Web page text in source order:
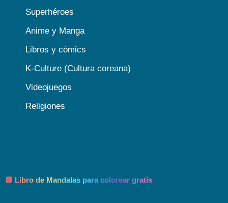
Superhéroes
Anime y Manga
Libros y cómics
K-Culture (Cultura coreana)
Videojuegos
Religiones
📘 Libro de Mandalas para colorear gratis